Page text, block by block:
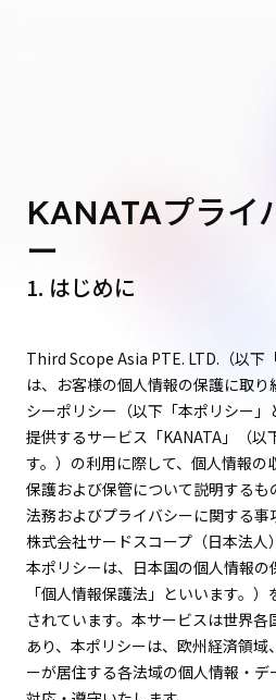
KANATAプライ
ー
1. はじめに
Third Scope Asia PTE. LTD.（以下
は、お客様の個人情報の保護に取
シーポリシー（以下「本ポリシー
提供するサービス「KANATA」（以
す。）の利用に際して、個人情報の
保護および保管について説明するも
法務およびプライバシーに関する
株式会社サードスコープ（日本法人
本ポリシーは、日本国の個人情報
「個人情報保護法」といいます。
されています。本サービスは世界
あり、本ポリシーは、欧州経済領
ーが居住する各法域の個人情報・